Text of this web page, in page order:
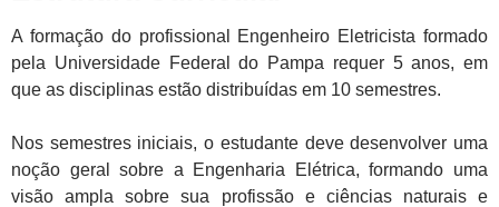
A formação do profissional Engenheiro Eletricista formado
pela Universidade Federal do Pampa requer 5 anos, em
que as disciplinas estão distribuídas em 10 semestres.
Nos semestres iniciais, o estudante deve desenvolver uma
noção geral sobre a Engenharia Elétrica, formando uma
visão ampla sobre sua profissão e ciências naturais e